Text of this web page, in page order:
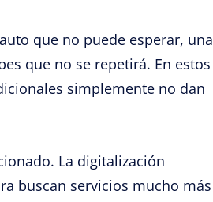
que no puede esperar, una
que no se repetirá. En estos
simplemente no dan
La digitalización
buscan servicios mucho más